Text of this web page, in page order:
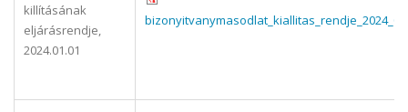
killításának
eljárásrendje,
2024.01.01